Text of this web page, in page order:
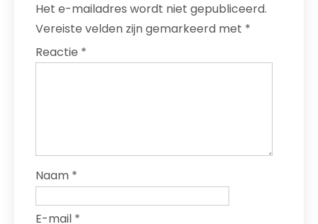
Het e-mailadres wordt niet gepubliceerd.
Vereiste velden zijn gemarkeerd met *
Reactie *
Naam *
E-mail *